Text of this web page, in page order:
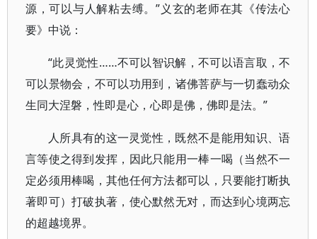
源，可以与人解粘去缚。”义玄的老师在其《传法心
要》中说：
“此灵觉性……不可以智识解，不可以语言取，不
可以景物会，不可以功用到，诸佛菩萨与一切蠢动众
生同大涅磐，性即是心，心即是佛，佛即是法。”
人所具有的这一灵觉性，既然不是能用知识、语
言等使之得到发挥，因此只能用一棒一喝（当然不一
定必须用棒喝，其他任何方法都可以，只要能打断执
著即可）打破执著，使心默然无对，而达到心境两忘
的超越境界。